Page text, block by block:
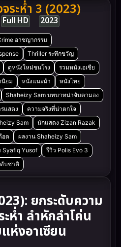
ระห่ำ 3 (2023)
Full HD 2023
อาชญากรรม
Thriller ระทึกขวัญ
ดูหนังใหม่ชนโรง
รวมหนังเอเชีย
นิยม หนังแนะนำ
หนังไทย
Shaheizy Sam บทบาทน่าจับตามอง
รแสดง
ความจริงที่น่าตกใจ
Sam
นักแสดง Zizan Razak
อด
ผลงาน Shaheizy Sam
Syafiq Yusof
รีวิว Polis Evo 3
ดับชาติ
ยกระดับความ
ห่ำ ลำหักลำโค่น
ห่งอาเซียน